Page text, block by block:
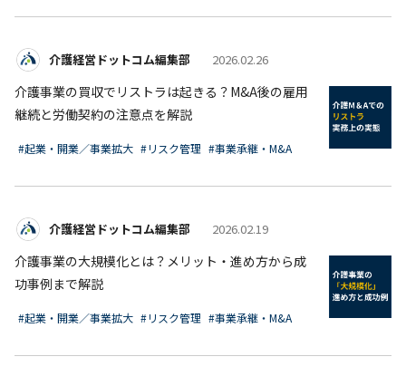
介護経営ドットコム編集部 2026.02.26
介護事業の買収でリストラは起きる？M&A後の雇用
継続と労働契約の注意点を解説
#起業・開業／事業拡大 #リスク管理 #事業承継・M&A
介護経営ドットコム編集部 2026.02.19
介護事業の大規模化とは？メリット・進め方から成
功事例まで解説
#起業・開業／事業拡大 #リスク管理 #事業承継・M&A